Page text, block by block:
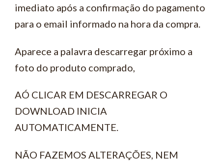
imediato após a confirmação do pagamento
para o email informado na hora da compra.
Aparece a palavra descarregar próximo a
foto do produto comprado,
AÓ CLICAR EM DESCARREGAR O
DOWNLOAD INICIA
AUTOMATICAMENTE.
NÃO FAZEMOS ALTERAÇÕES, NEM